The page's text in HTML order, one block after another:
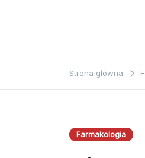
Strona główna
Farmakologia